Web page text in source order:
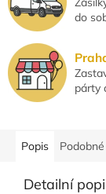
do
párty
Popis Podobné
Detailní